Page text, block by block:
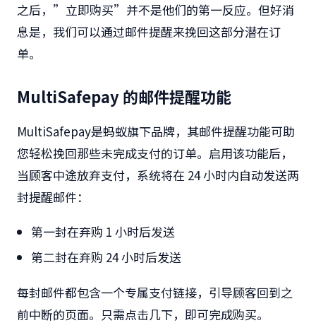
之后，”立即购买”并不是他们的第一反应。但好消
息是，我们可以通过邮件提醒来挽回这部分潜在订
单。
MultiSafepay 的邮件提醒功能
MultiSafepay是蚂蚁旗下品牌，其邮件提醒功能可助
您轻松挽回那些未完成支付的订单。启用该功能后，
当顾客中途放弃支付，系统将在 24小时内自动发送两
封提醒邮件：
第一封在弃购 1小时后发送
第二封在弃购 24小时后发送
每封邮件都包含一个专属支付链接，引导顾客回到之
前中断的页面。只需点击几下，即可完成购买。